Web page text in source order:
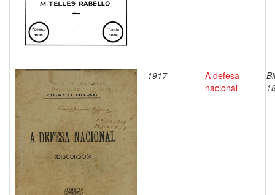
1917
A defesa
nacional